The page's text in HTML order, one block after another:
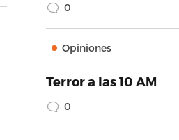
0
Opiniones
Terror a las 10 AM
0